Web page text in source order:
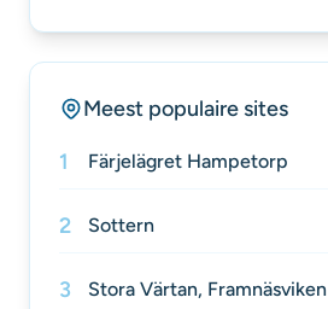
Meest populaire sites
1
Färjelägret Hampetorp
2 Sottern
3 Stora Värtan, Framnäsviken